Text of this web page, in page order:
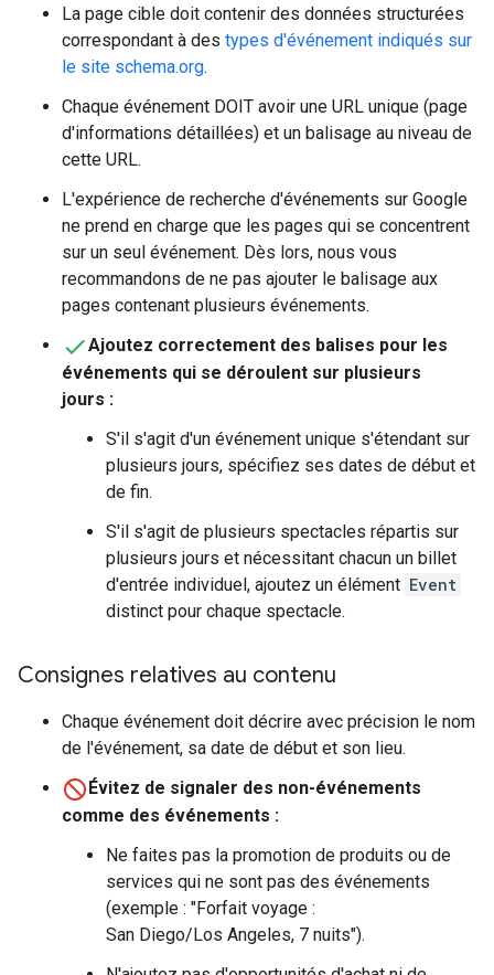
La page cible doit contenir des données structurées
correspondant à des types d'événement indiqués sur
le site schema.org.
Chaque événement DOIT avoir une URL unique (page
d'informations détaillées) et un balisage au niveau de
cette URL.
L'expérience de recherche d'événements sur Google
ne prend en charge que les pages qui se concentrent
sur un seul événement. Dès lors, nous vous
recommandons de ne pas ajouter le balisage aux
pages contenant plusieurs événements.
Ajoutez correctement des balises pour les
événements qui se déroulent sur plusieurs
jours :
S'il s'agit d'un événement unique s'étendant sur
plusieurs jours, spécifiez ses dates de début et
de fin.
S'il s'agit de plusieurs spectacles répartis sur
plusieurs jours et nécessitant chacun un billet
d'entrée individuel, ajoutez un élément Event
distinct pour chaque spectacle.
Consignes relatives au contenu
Chaque événement doit décrire avec précision le nom
de l'événement, sa date de début et son lieu.
Évitez de signaler des non-événements
comme des événements :
Ne faites pas la promotion de produits ou de
services qui ne sont pas des événements
(exemple : "Forfait voyage :
San Diego/Los Angeles, 7 nuits").